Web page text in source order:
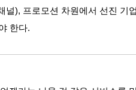
널), 프로모션 차원에서 선진 기
한다.